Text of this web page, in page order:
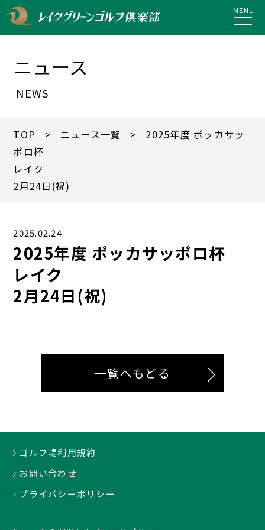
MENU
ニュース
NEWS
TOP > ニュース一覧
> 2025年度 ポッカサッ
ポロ杯
レイク
2月24日(祝)
2025.02.24
2025年度 ポッカサッポロ杯
レイク
2月24日(祝)
一覧へもどる
ゴルフ場利用規約
お問い合わせ
プライバシーポリシー